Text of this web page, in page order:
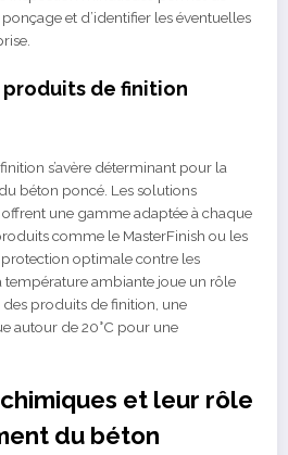
et d’identifier les éventuelles
produits de finition
s’avère déterminant pour la
béton poncé. Les solutions
offrent une gamme adaptée à chaque
comme le MasterFinish ou les
optimale contre les
température ambiante joue un rôle
produits de finition, une
autour de 20°C pour une
et leur rôle
du béton